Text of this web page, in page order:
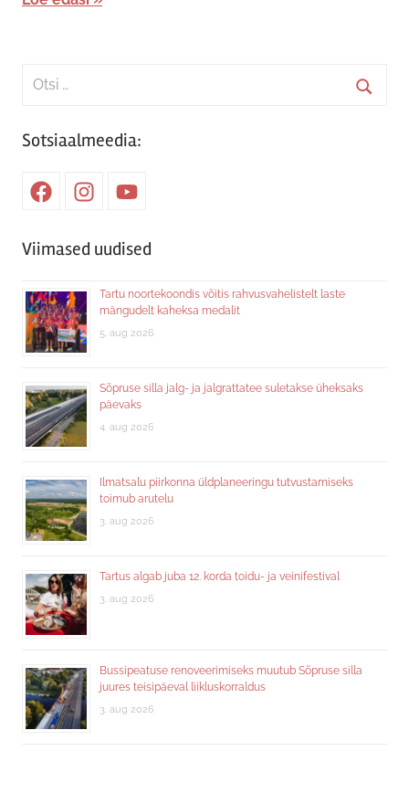
Search
Sotsiaalmeedia:
FacebookInstagramYoutube
Viimased uudised
Tartu noortekoondis võitis rahvusvahelistelt laste
mängudelt kaheksa medalit
5. aug 2026
Sõpruse silla jalg- ja jalgrattatee suletakse üheksaks
päevaks
4. aug 2026
Ilmatsalu piirkonna üldplaneeringu tutvustamiseks
toimub arutelu
3. aug 2026
Tartus algab juba 12. korda toidu- ja veinifestival
3. aug 2026
Bussipeatuse renoveerimiseks muutub Sõpruse silla
juures teisipäeval liikluskorraldus
3. aug 2026